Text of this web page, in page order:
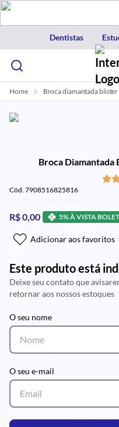
Dentistas
Home
Broca
Cód. 7908516825816
R$ 0,00 5% À VISTA
Adicionar aos favoritos
Este produto está
Deixe seu contato que
retornar aos nossos estoques
O seu nome
O seu e-mail